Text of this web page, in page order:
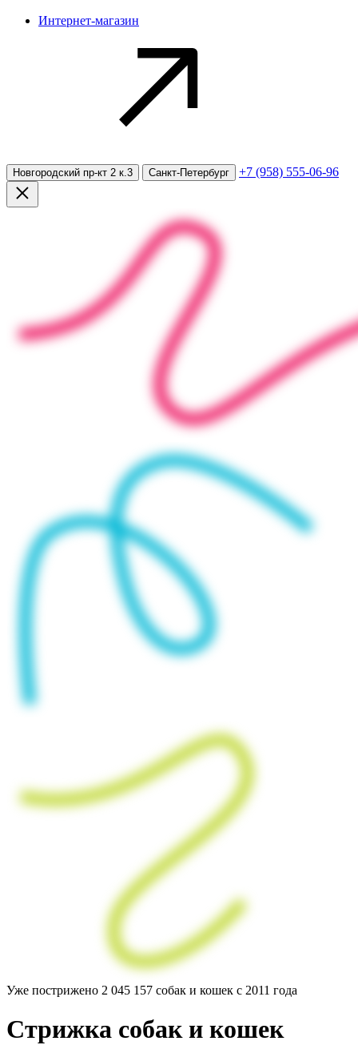
Интернет-магазин
Новгородский пр-кт 2 к.3 Санкт-Петербург +7 (958) 555-06-96
Уже пострижено 2 045 157 собак и кошек с 2011 года
Стрижка собаки кошек